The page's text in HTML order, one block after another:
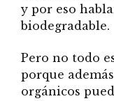
y por eso
biodegradable.
Pero no todo
porque
orgánicos